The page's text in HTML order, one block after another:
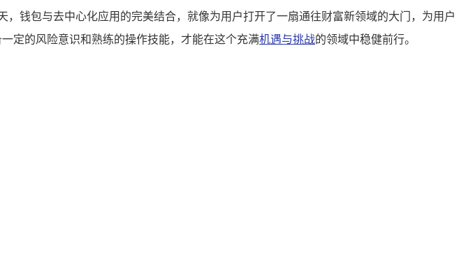
钱包与去中心化应用的完美结合，就像为用户打开了一扇通往财富新领域的大门，为用户
定的风险意识和熟练的操作技能，才能在这个充满机遇与挑战的领域中稳健前行。